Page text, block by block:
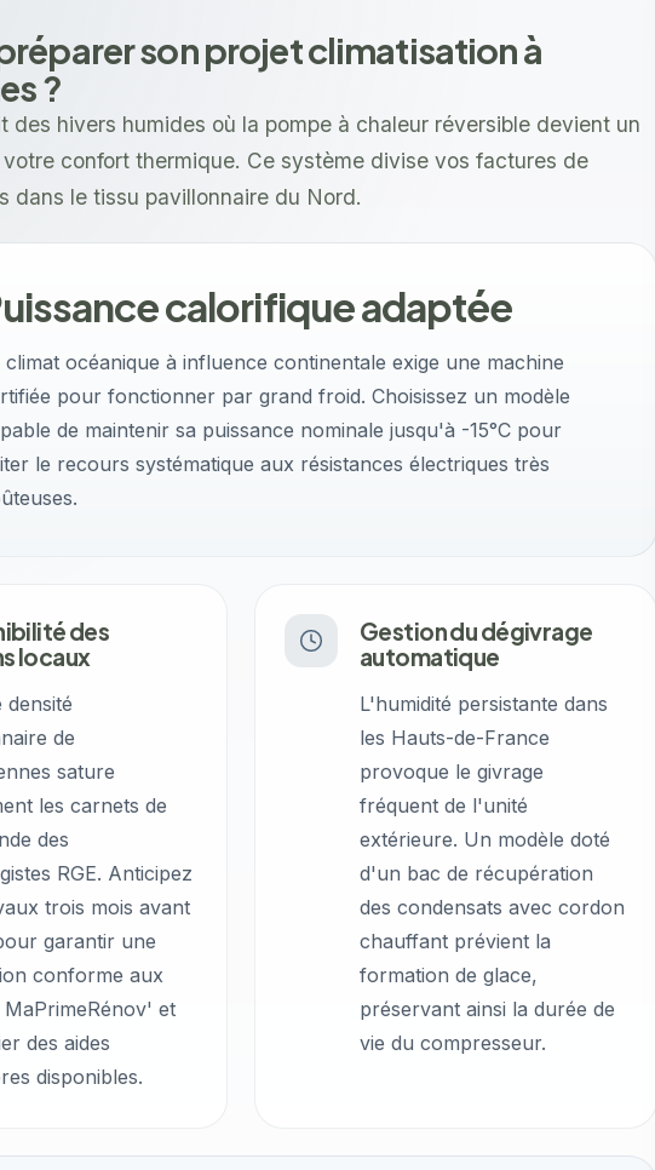
son projet climatisation à
?
des hivers humides où la pompe à chaleur réversible devient un
confort thermique. Ce système divise vos factures de
dans le tissu pavillonnaire du Nord.
calorifique adaptée
climat océanique à influence continentale exige une machine
pour fonctionner par grand froid. Choisissez un modèle
de maintenir sa puissance nominale jusqu'à -15°C pour
le recours systématique aux résistances électriques très
des
locaux
densité
de
sature
les carnets de
des
RGE. Anticipez
trois mois avant
garantir une
conforme aux
et
des aides
disponibles.
Gestion du dégivrage
automatique
L'humidité persistante dans
les Hauts-de-France
provoque le givrage
fréquent de l'unité
extérieure. Un modèle doté
d'un bac de récupération
des condensats avec cordon
chauffant prévient la
formation de glace,
préservant ainsi la durée de
vie du compresseur.